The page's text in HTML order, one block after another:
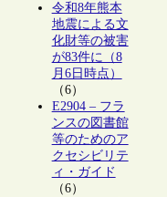
令和8年熊本
地震による文
化財等の被害
が83件に（8
月6日時点）
（6）
E2904 – フラ
ンスの図書館
等のためのア
クセシビリテ
ィ・ガイド
（6）